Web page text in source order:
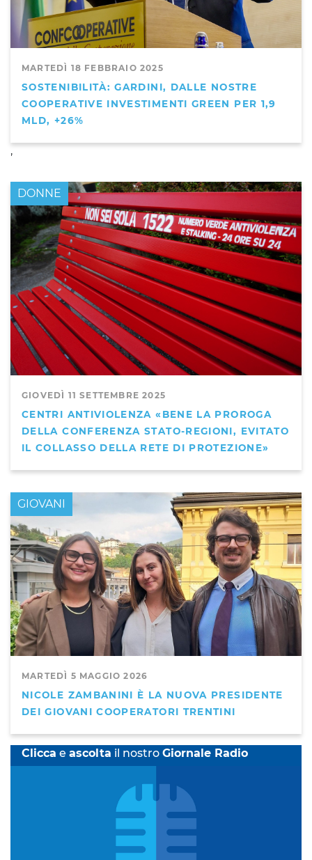
MARTEDÌ 18 FEBBRAIO 2025
SOSTENIBILITÀ: GARDINI, DALLE NOSTRE
COOPERATIVE INVESTIMENTI GREEN PER 1,9
MLD, +26%
,
GIOVEDÌ 11 SETTEMBRE 2025
CENTRI ANTIVIOLENZA «BENE LA PROROGA
DELLA CONFERENZA STATO-REGIONI, EVITATO
IL COLLASSO DELLA RETE DI PROTEZIONE»
DONNE
MARTEDÌ 5 MAGGIO 2026
NICOLE ZAMBANINI È LA NUOVA PRESIDENTE
DEI GIOVANI COOPERATORI TRENTINI
GIOVANI
Clicca e ascolta il nostro Giornale Radio